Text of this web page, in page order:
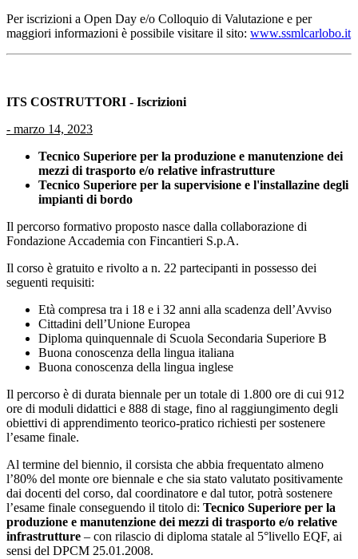
Per iscrizioni a Open Day e/o Colloquio di Valutazione e per
maggiori informazioni è possibile visitare il sito: www.ssmlcarlobo.it
ITS COSTRUTTORI - Iscrizioni
- marzo 14, 2023
Tecnico Superiore per la produzione e manutenzione dei
mezzi di trasporto e/o relative infrastrutture
Tecnico Superiore per la supervisione e l'installazine degli
impianti di bordo
Il percorso formativo proposto nasce dalla collaborazione di
Fondazione Accademia con Fincantieri S.p.A.
Il corso è gratuito e rivolto a n. 22 partecipanti in possesso dei
seguenti requisiti:
Età compresa tra i 18 e i 32 anni alla scadenza dell’Avviso
Cittadini dell’Unione Europea
Diploma quinquennale di Scuola Secondaria Superiore B
Buona conoscenza della lingua italiana
Buona conoscenza della lingua inglese
Il percorso è di durata biennale per un totale di 1.800 ore di cui 912
ore di moduli didattici e 888 di stage, fino al raggiungimento degli
obiettivi di apprendimento teorico-pratico richiesti per sostenere
l’esame finale.
Al termine del biennio, il corsista che abbia frequentato almeno
l’80% del monte ore biennale e che sia stato valutato positivamente
dai docenti del corso, dal coordinatore e dal tutor, potrà sostenere
l’esame finale conseguendo il titolo di: Tecnico Superiore per la
produzione e manutenzione dei mezzi di trasporto e/o relative
infrastrutture – con rilascio di diploma statale al 5°livello EQF, ai
sensi del DPCM 25.01.2008.